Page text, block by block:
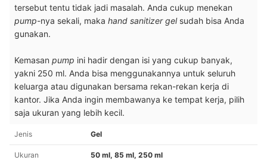
tersebut tentu tidak jadi masalah. Anda cukup menekan
pump-nya sekali, maka hand sanitizer gelsudah bisa Anda
gunakan.
Kemasan pump ini hadir dengan isi yang cukup banyak,
yakni 250 ml. Anda bisa menggunakannya untuk seluruh
keluarga atau digunakan bersama rekan-rekan kerja di
kantor. Jika Anda ingin membawanya ke tempat kerja, pilih
saja ukuran yang lebih kecil.
Jenis Gel
Ukuran 50 ml, 85 ml, 250 ml